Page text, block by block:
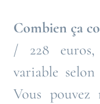
Combien ça
/ 228 euros,
variable
Vous pouvez